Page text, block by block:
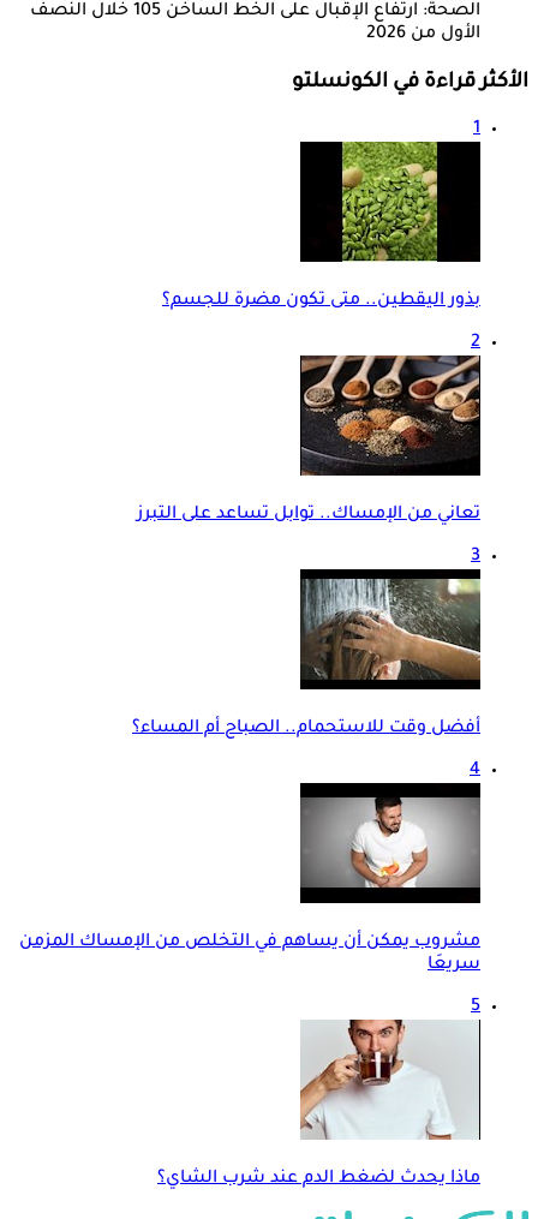
الصحة: ارتفاع الإقبال على الخط الساخن 105 خلال النصف
الأول من 2026
الأكثر قراءة في الكونسلتو
1
بذور اليقطين.. متى تكون مضرة للجسم؟
2
تعاني من الإمساك.. توابل تساعد على التبرز
3
أفضل وقت للاستحمام.. الصباح أم المساء؟
4
مشروب يمكن أن يساهم في التخلص من الإمساك المزمن
سريعَا
5
ماذا يحدث لضغط الدم عند شرب الشاي؟